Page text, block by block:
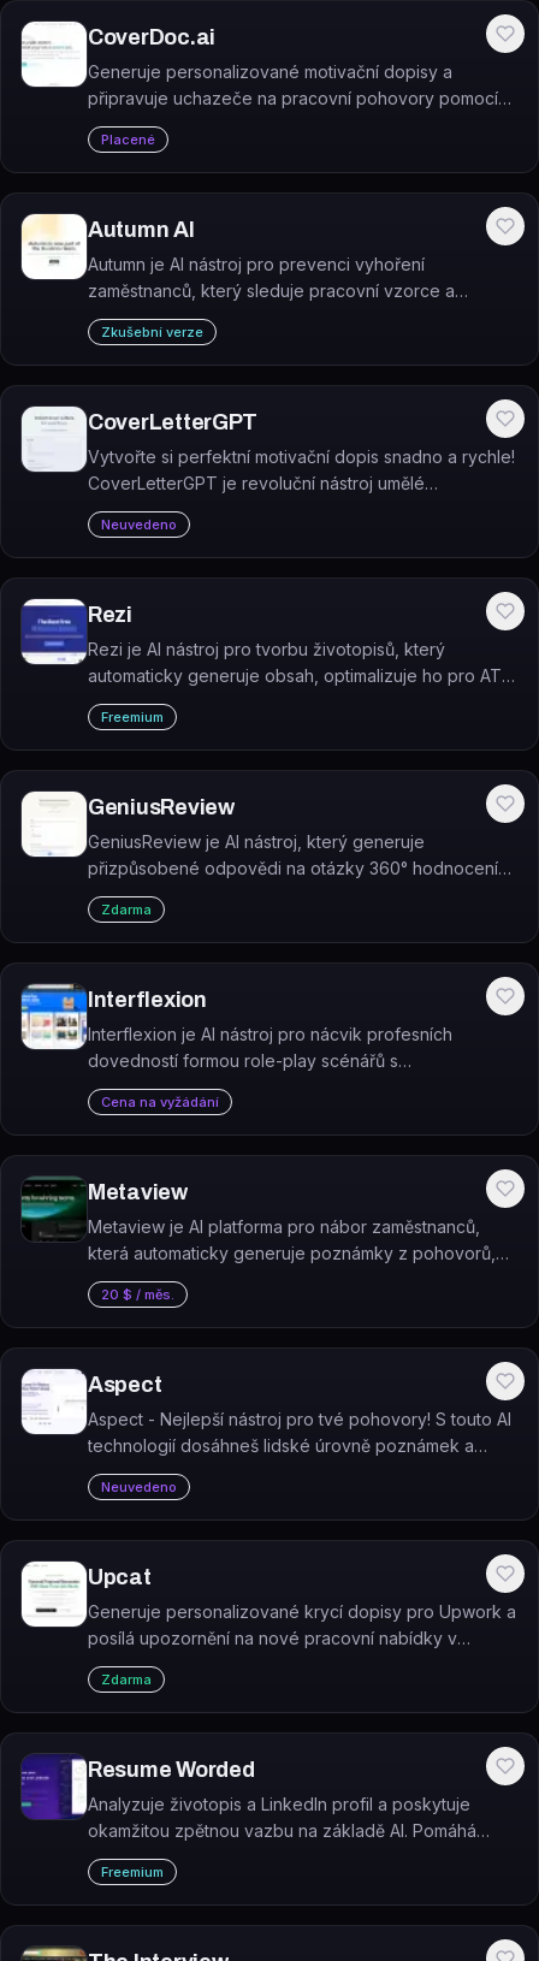
CoverDoc.ai
Generuje personalizované motivační dopisy a
připravuje uchazeče na pracovní pohovory pomocí
AI.
Placené
Autumn AI
Autumn je AI nástroj pro prevenci vyhoření
zaměstnanců, který sleduje pracovní vzorce a
identifikuje rizikové signály bez použití dotazníků.
Zkušební verze
CoverLetterGPT
Vytvořte si perfektní motivační dopis snadno a rychle!
CoverLetterGPT je revoluční nástroj umělé
inteligence, který generuje profesionální žádosti o
zaměstnání.
Neuvedeno
Rezi
Rezi je AI nástroj pro tvorbu životopisů, který
automaticky generuje obsah, optimalizuje ho pro ATS
systémy a přizpůsobuje ho konkrétním pracovním
nabídkám.
Freemium
GeniusReview
GeniusReview je AI nástroj, který generuje
přizpůsobené odpovědi na otázky 360° hodnocení
výkonu zaměstnanců a šetří hodiny ruční práce při
psaní performance review.
Zdarma
Interflexion
Interflexion je AI nástroj pro nácvik profesních
dovedností formou role-play scénářů s
personalizovanou zpětnou vazbou.
Cena na vyžádání
Metaview
Metaview je AI platforma pro nábor zaměstnanců,
která automaticky generuje poznámky z pohovorů,
reporty, pracovní inzeráty a umožňuje vyhledávání
kandidátů.
20 $ / měs.
Aspect
Aspect - Nejlepší nástroj pro tvé pohovory! S touto AI
technologií dosáhneš lidské úrovně poznámek a
získáš konkurenční výhodu. A to všechno zcela
zdarma! Kategorie: #lidské zdroje.
Neuvedeno
Upcat
Generuje personalizované krycí dopisy pro Upwork a
posílá upozornění na nové pracovní nabídky v
reálném čase.
Zdarma
Resume Worded
Analyzuje životopis a LinkedIn profil a poskytuje
okamžitou zpětnou vazbu na základě AI. Pomáhá
přizpůsobit životopis konkrétnímu popisu pracovní
pozice.
Freemium